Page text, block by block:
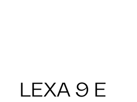
LEXA 9 E